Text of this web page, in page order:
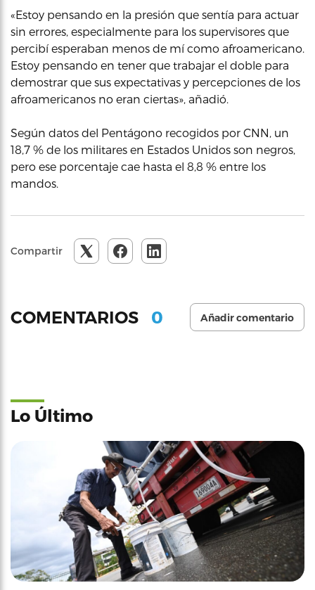
«Estoy pensando en la presión que sentía para actuar
sin errores, especialmente para los supervisores que
percibí esperaban menos de mí como afroamericano.
Estoy pensando en tener que trabajar el doble para
demostrar que sus expectativas y percepciones de los
afroamericanos no eran ciertas», añadió.
Según datos del Pentágono recogidos por CNN, un
18,7 % de los militares en Estados Unidos son negros,
pero ese porcentaje cae hasta el 8,8 % entre los
mandos.
Compartir
COMENTARIOS 0 Añadir comentario
Lo Último